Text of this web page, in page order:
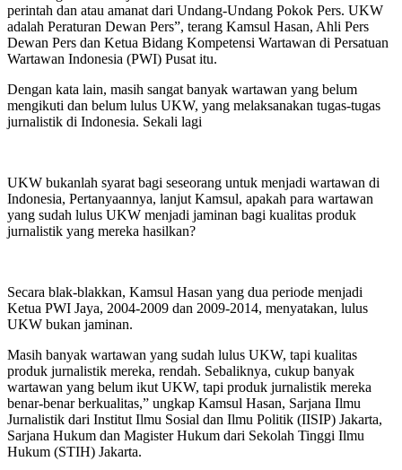
perintah dan atau amanat dari Undang-Undang Pokok Pers. UKW
adalah Peraturan Dewan Pers”, terang Kamsul Hasan, Ahli Pers
Dewan Pers dan Ketua Bidang Kompetensi Wartawan di Persatuan
Wartawan Indonesia (PWI) Pusat itu.
Dengan kata lain, masih sangat banyak wartawan yang belum
mengikuti dan belum lulus UKW, yang melaksanakan tugas-tugas
jurnalistik di Indonesia. Sekali lagi
UKW bukanlah syarat bagi seseorang untuk menjadi wartawan di
Indonesia, Pertanyaannya, lanjut Kamsul, apakah para wartawan
yang sudah lulus UKW menjadi jaminan bagi kualitas produk
jurnalistik yang mereka hasilkan?
Secara blak-blakkan, Kamsul Hasan yang dua periode menjadi
Ketua PWI Jaya, 2004-2009 dan 2009-2014, menyatakan, lulus
UKW bukan jaminan.
Masih banyak wartawan yang sudah lulus UKW, tapi kualitas
produk jurnalistik mereka, rendah. Sebaliknya, cukup banyak
wartawan yang belum ikut UKW, tapi produk jurnalistik mereka
benar-benar berkualitas,” ungkap Kamsul Hasan, Sarjana Ilmu
Jurnalistik dari Institut Ilmu Sosial dan Ilmu Politik (IISIP) Jakarta,
Sarjana Hukum dan Magister Hukum dari Sekolah Tinggi Ilmu
Hukum (STIH) Jakarta.